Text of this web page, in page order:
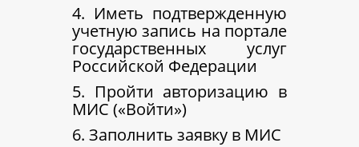
4. Иметь подтвержденную
учетную запись на портале
государственных услуг
Российской Федерации
5. Пройти авторизацию в
МИС («Войти»)
6. Заполнить заявку в МИС